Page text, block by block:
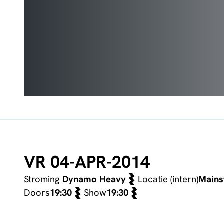
VR 04-APR-2014
Stroming Dynamo Heavy Locatie (intern)
Doors19:30 Show19:30